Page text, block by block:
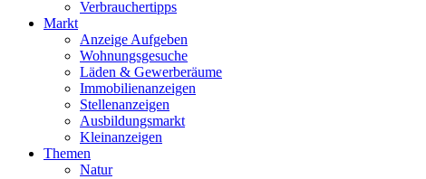
Verbrauchertipps
Markt
Anzeige Aufgeben
Wohnungsgesuche
Läden & Gewerberäume
Immobilienanzeigen
Stellenanzeigen
Ausbildungsmarkt
Kleinanzeigen
Themen
Natur